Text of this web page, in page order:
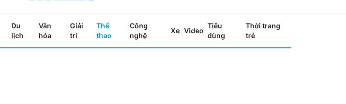
Du
lịch
Văn
hóa
Giải
trí
Thể
thao
Công
nghệ
Xe Video
Tiêu
dùng
Thời trang
trẻ